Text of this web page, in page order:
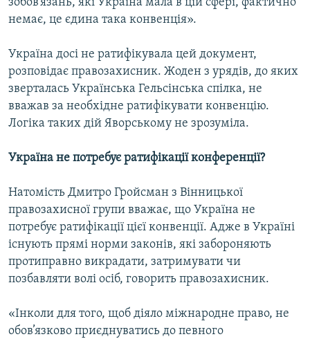
зобов’язань, які Україна мала в цій сфері, фактично
немає, це єдина така конвенція».
Україна досі не ратифікувала цей документ,
розповідає правозахисник. Жоден з урядів, до яких
зверталась Українська Гельсінська спілка, не
вважав за необхідне ратифікувати конвенцію.
Логіка таких дій Яворському не зрозуміла.
Україна не потребує ратифікації конференції?
Натомість Дмитро Гройсман з Вінницької
правозахисної групи вважає, що Україна не
потребує ратифікації цієї конвенції. Адже в Україні
існують прямі норми законів, які забороняють
протиправно викрадати, затримувати чи
позбавляти волі осіб, говорить правозахисник.
«Інколи для того, щоб діяло міжнародне право, не
обов’язково приєднуватись до певного